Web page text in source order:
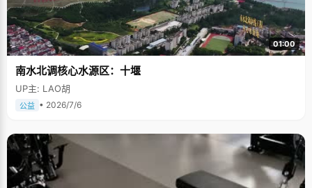
01:00
南水北调核心水源区：十堰
UP主: LAO胡
公益 • 2026/7/6